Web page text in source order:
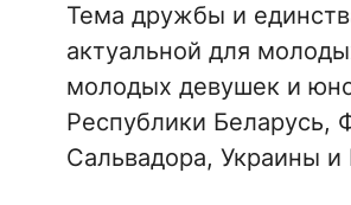
Тема дружбы и
актуальной для
молодых девушек и
Республики
Сальвадора, Украины и